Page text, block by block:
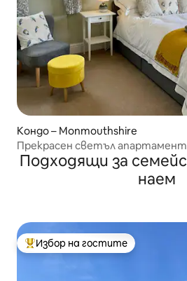
Кондо – Monmouthshire
Прекрасен светъл апартамент
приземния етаж с паркинг
Подходящи за
наем
Най-популярен избор на гостите
Избор на гостите